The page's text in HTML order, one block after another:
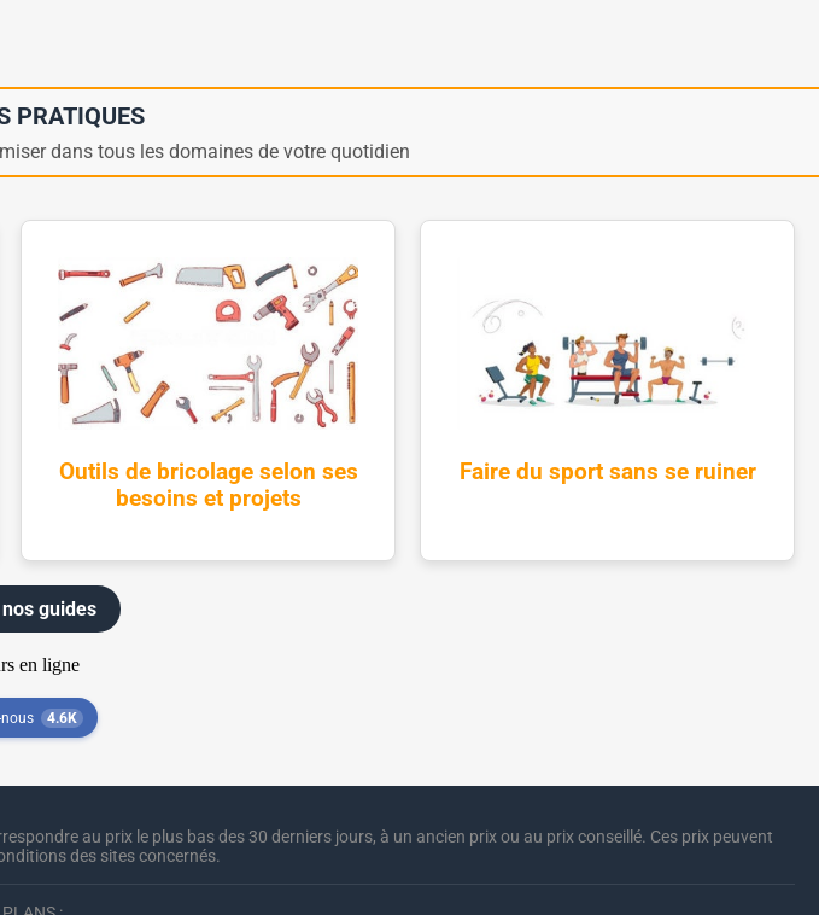
PRATIQUES
dans tous les domaines de votre quotidien
Outils de bricolage selon ses
besoins et projets
Faire du sport sans se ruiner
guides
4.6K
au prix le plus bas des 30 derniers jours, à un ancien prix ou au prix conseillé. Ces prix peuvent
des sites concernés.